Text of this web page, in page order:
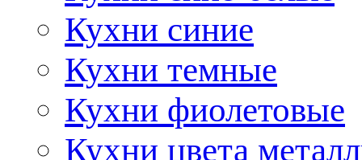
Кухни синие
Кухни темные
Кухни фиолетовые
Кухни цвета